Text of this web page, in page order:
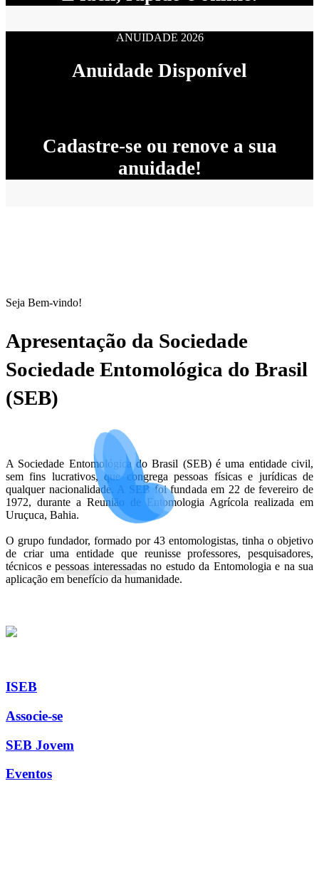
ANUIDADE 2026
Anuidade Disponível
Cadastre-se ou renove a sua
anuidade!
Seja Bem-vindo!
Apresentação da Sociedade
Sociedade Entomológica do Brasil
(SEB)
A Sociedade Entomológica do Brasil (SEB) é uma entidade civil,
sem fins lucrativos, que congrega pessoas físicas e jurídicas de
qualquer nacionalidade. A SEB foi fundada em 22 de fevereiro de
1972, durante a Reunião de Entomologia Agrícola realizada em
Uruçuca, Bahia.
O grupo fundador, formado por 43 entomologistas, tinha o objetivo
de criar uma entidade que reunisse professores, pesquisadores,
técnicos e pessoas interessadas no estudo da Entomologia e na sua
aplicação em benefício da humanidade.
ISEB
Associe-se
SEB Jovem
Eventos